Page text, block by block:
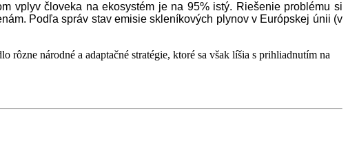
vplyv človeka na ekosystém je na 95% istý. Riešenie problému si
Podľa správ stav emisie skleníkových plynov v Európskej únii (v
národné a adaptačné stratégie, ktoré sa však líšia s prihliadnutím na